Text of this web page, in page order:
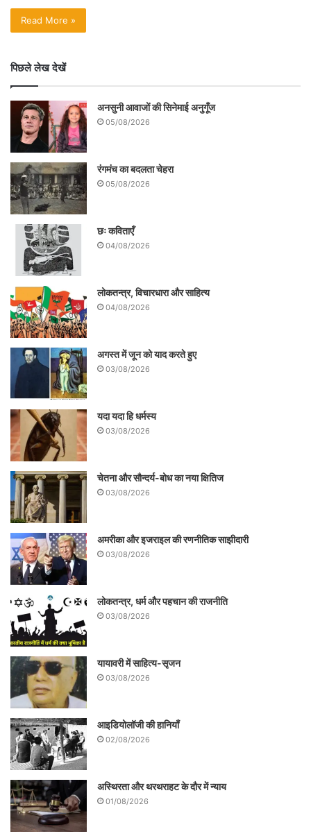
Read More »
पिछले लेख देखें
अनसुनी आवाजों की सिनेमाई अनुगूँज
05/08/2026
रंगमंच का बदलता चेहरा
05/08/2026
छः कविताएँ
04/08/2026
लोकतन्त्र, विचारधारा और साहित्य
04/08/2026
अगस्त में जून को याद करते हुए
03/08/2026
यदा यदा हि धर्मस्य
03/08/2026
चेतना और सौन्दर्य-बोध का नया क्षितिज
03/08/2026
अमरीका और इजराइल की रणनीतिक साझीदारी
03/08/2026
लोकतन्त्र, धर्म और पहचान की राजनीति
03/08/2026
यायावरी में साहित्य-सृजन
03/08/2026
आइडियोलॉजी की हानियाँ
02/08/2026
अस्थिरता और थरथराहट के दौर में न्याय
01/08/2026